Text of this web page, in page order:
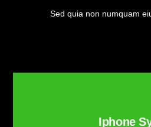
Sed quia non numquam
Iphone